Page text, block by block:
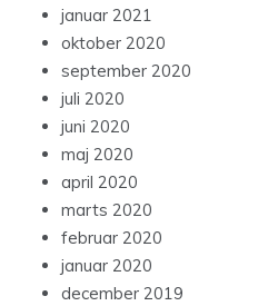
januar 2021
oktober 2020
september 2020
juli 2020
juni 2020
maj 2020
april 2020
marts 2020
februar 2020
januar 2020
december 2019